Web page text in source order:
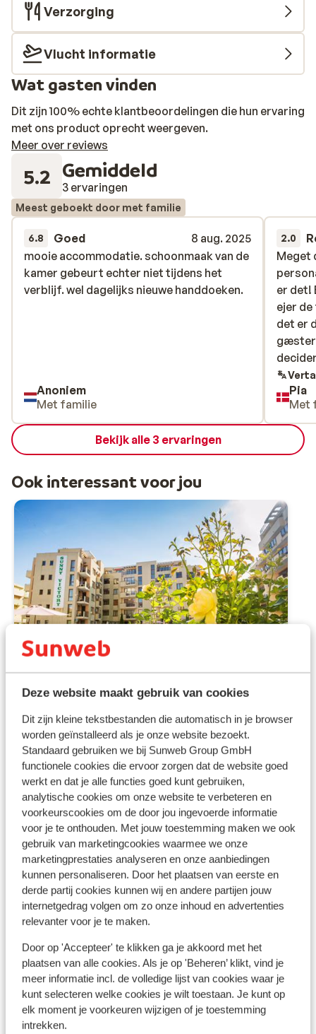
Deze website maakt gebruik van cookies
Dit zijn kleine tekstbestanden die automatisch in je browser
worden geïnstalleerd als je onze website bezoekt.
Standaard gebruiken we bij Sunweb Group GmbH
functionele cookies die ervoor zorgen dat de website goed
werkt en dat je alle functies goed kunt gebruiken,
analytische cookies om onze website te verbeteren en
voorkeurscookies om de door jou ingevoerde informatie
voor je te onthouden. Met jouw toestemming maken we ook
gebruik van marketingcookies waarmee we onze
marketingprestaties analyseren en onze aanbiedingen
kunnen personaliseren. Door het plaatsen van eerste en
derde partij cookies kunnen wij en andere partijen jouw
internetgedrag volgen om zo onze inhoud en advertenties
relevanter voor je te maken.
Door op 'Accepteer' te klikken ga je akkoord met het
plaatsen van alle cookies. Als je op 'Beheren’ klikt, vind je
meer informatie incl. de volledige lijst van cookies waar je
kunt selecteren welke cookies je wilt toestaan. Je kunt op
elk moment je voorkeuren wijzigen of je toestemming
intrekken.
heeft prachtige architectuur en een mooie groene tuin.
Het hotel heeft een ruim zoutwaterzwembad met
daaromheen comfortabele ligbedjes. Geniet de hele
dag in het water en van de zon en bestel een lekker
hapje en drankje bij de poolsnackbar. Als je zin hebt om
lekker te bubbelen, kun je terecht bij de jacuzzi,
heerlijk! Aan de kleintjes is uiteraard ook gedacht. Zij
vermaken zich bij het aparte kinderbad, de speeltuin en
de speelruimte.
Verzorging
Vlucht informatie
Wat gasten vinden
Dit zijn 100% echte klantbeoordelingen die hun ervaring
met ons product oprecht weergeven.
Meer over reviews
5.2 Gemiddeld
3 ervaringen
Meest geboekt door met familie
6.8 Goed
8 aug. 2025
mooie accommodatie. schoonmaak van de
kamer gebeurt echter niet tijdens het
verblijf. wel dagelijks nieuwe handdoeken.
mooie accommodatie. schoonmaak van de
kamer gebeurt echter niet tijdens het
verblijf. wel dagelijks nieuwe handdoeken.
Anoniem
Met familie
2.0
Meget
er det!
ejer
det er
gæster
om
dårlig
aner
Meget
er det!
ejer
det er
gæster
Pia
Met
Bekijk alle 3 ervaringen
Ook interessant voor jou
Appartementen TSB Sunny
Victory
Sunny Beach Zwarte Zee Bulgarije
Prima appartementen
Centraal gelegen
Relaxen bij het zwembad
Vr 28 Aug. - Wo 2 Sep.
Logies 2pers.
vanaf prijs p.p.
€ 465
Bekijk
Andere accommodaties in Zwarte Zee
HVD Reina del Mar